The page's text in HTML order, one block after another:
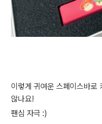
이렇게 귀여운 스페이스바로
않나요!
팬심 자극 :)